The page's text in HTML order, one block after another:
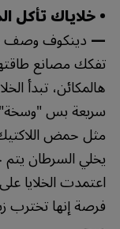
• خلاياك تأكل
—دينكوف وصف
تفكك مصانع
هالمكائن، تبدأ
سريعة بس
مثل حمض
يخلي السرطان
اعتمدت الخلايا
فرصة إنها تخترب